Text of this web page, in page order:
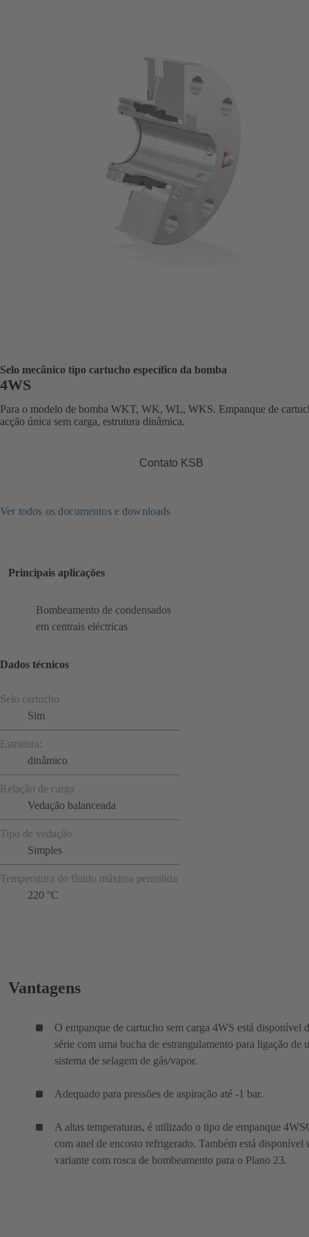
Selo mecânico tipo cartucho específico da bomba
4WS
Para o modelo de bomba WKT, WK, WL, WKS. Empanque de
acção única sem carga, estrutura dinâmica.
Contato KSB
Ver todos os documentos e downloads
Principais aplicações
Bombeamento de condensados
em centrais eléctricas
Dados técnicos
Selo cartucho
Sim
Estrutura:
dinâmico
Relação de carga
Vedação balanceada
Tipo de vedação
Simples
Temperatura do fluido máxima permitida
220 °C
Vantagens
O empanque de cartucho sem carga 4WS está disponível
série com uma bucha de estrangulamento para ligação de
sistema de selagem de gás/vapor.
Adequado para pressões de aspiração até -1 bar.
A altas temperaturas, é utilizado o tipo de empanque
com anel de encosto refrigerado. Também está disponível
variante com rosca de bombeamento para o Plano 23.